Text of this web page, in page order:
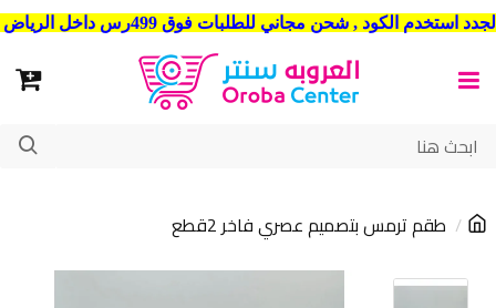
شحن مجاني للطلبات فوق 499رس داخل الرياض . وشحن الي جميع مدن المملكة العربية السعودية
طقم ترمس بتصميم عصري فاخر 2قطع